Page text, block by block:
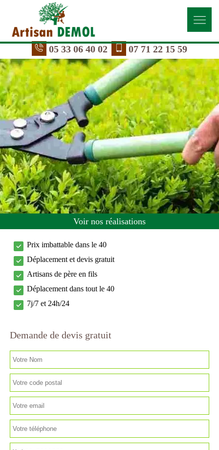
05 33 06 40 02 07 71 22 15 59
Voir nos réalisations
Prix imbattable dans le 40
Déplacement et devis gratuit
Artisans de père en fils
Déplacement dans tout le 40
7j/7 et 24h/24
Demande de devis gratuit